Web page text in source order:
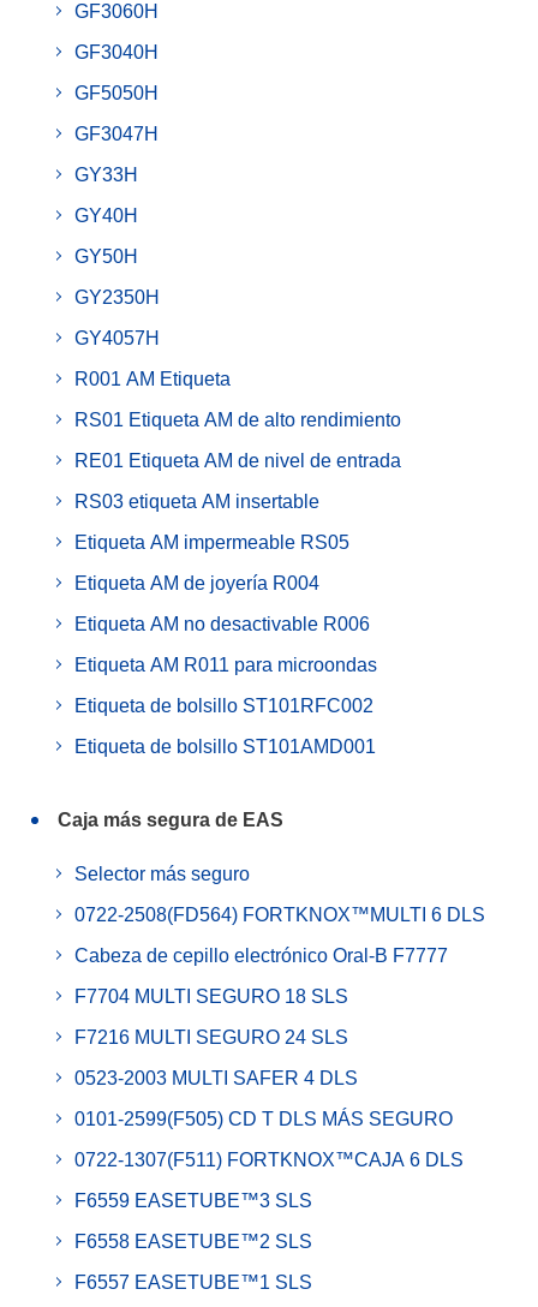
GF3060H
GF3040H
GF5050H
GF3047H
GY33H
GY40H
GY50H
GY2350H
GY4057H
R001 AM Etiqueta
RS01 Etiqueta AM de alto rendimiento
RE01 Etiqueta AM de nivel de entrada
RS03 etiqueta AM insertable
Etiqueta AM impermeable RS05
Etiqueta AM de joyería R004
Etiqueta AM no desactivable R006
Etiqueta AM R011 para microondas
Etiqueta de bolsillo ST101RFC002
Etiqueta de bolsillo ST101AMD001
Caja más segura de EAS
Selector más seguro
0722-2508(FD564) FORTKNOX™MULTI 6 DLS
Cabeza de cepillo electrónico Oral-B F7777
F7704 MULTI SEGURO 18 SLS
F7216 MULTI SEGURO 24 SLS
0523-2003 MULTI SAFER 4 DLS
0101-2599(F505) CD T DLS MÁS SEGURO
0722-1307(F511) FORTKNOX™CAJA 6 DLS
F6559 EASETUBE™3 SLS
F6558 EASETUBE™2 SLS
F6557 EASETUBE™1 SLS